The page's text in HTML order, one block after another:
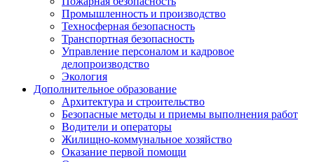
Промышленность и производство
Техносферная безопасность
Транспортная безопасность
Управление персоналом и кадровое
делопроизводство
Экология
Дополнительное образование
Архитектура и строительство
Безопасные методы и приемы выполнения работ
Водители и операторы
Жилищно-коммунальное хозяйство
Оказание первой помощи